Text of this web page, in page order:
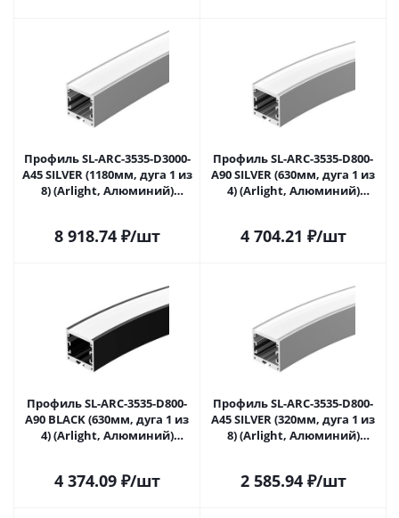
Профиль SL-ARC-3535-D3000-
A45 SILVER (1180мм, дуга 1 из
8) (Arlight, Алюминий)
8 918.74₽/шт
Профиль SL-ARC-3535-D800-
A90 SILVER (630мм, дуга 1 из
4) (Arlight, Алюминий)
4 704.21 ₽/шт
Профиль SL-ARC-3535-D800-
A90 BLACK (630мм, дуга 1 из
4) (Arlight, Алюминий)
4 374.09₽/шт
Профиль SL-ARC-3535-D800-
A45 SILVER (320мм, дуга 1 из
8) (Arlight, Алюминий)
2 585.94₽/шт